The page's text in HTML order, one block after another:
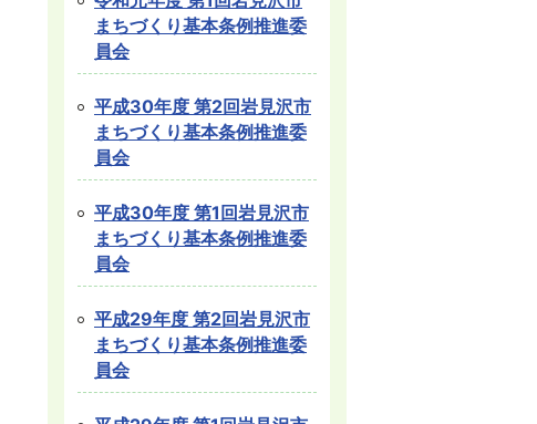
まちづくり基本条例推進委
員会
平成30年度 第2回岩見沢市
まちづくり基本条例推進委
員会
平成30年度 第1回岩見沢市
まちづくり基本条例推進委
員会
平成29年度 第2回岩見沢市
まちづくり基本条例推進委
員会